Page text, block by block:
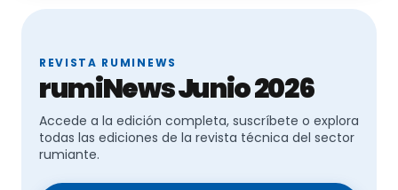
REVISTA RUMINEWS
rumiNews Junio 2026
Accede a la edición completa, suscríbete o explora
todas las ediciones de la revista técnica del sector
rumiante.